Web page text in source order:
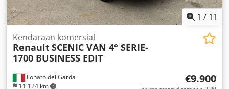
1 / 11
Lonato del Garda
11.124 km
Kendaraan komersial
RenaultSCENIC VAN 4° SERIE-
1700 BUSINESS EDIT
€9.900